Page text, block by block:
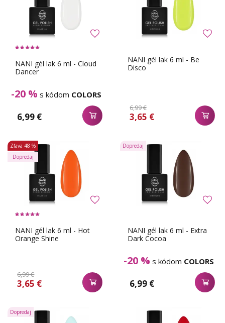
NANI gél lak 6 ml - Cloud
Dancer
-20 % s kódom COLORS
6,99 €
NANI gél lak 6 ml - Be
Disco
6,99 €
3,65 €
NANI gél lak 6 ml - Hot
Orange Shine
6,99 €
3,65 €
Zľava 48 %
Dopredaj
NANI gél lak 6 ml - Extra
Dark Cocoa
-20 % s kódom COLORS
6,99 €
Dopredaj
Dopredaj